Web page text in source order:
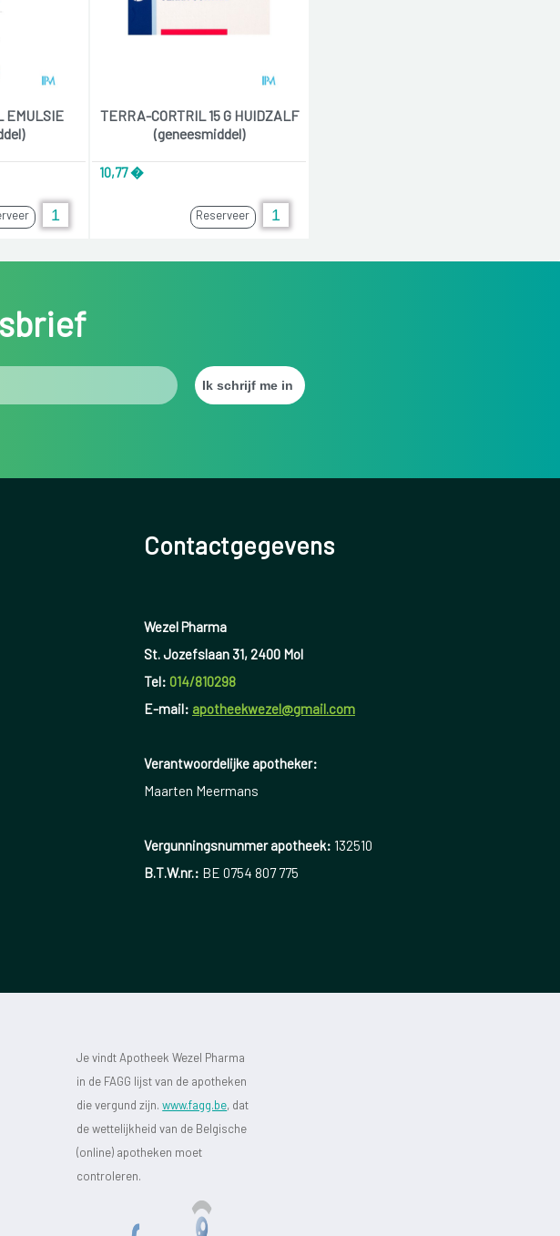
EMULSIE
TERRA-CORTRIL 15 G HUIDZALF
(geneesmiddel)
10,77 �
Reserveer
Contactgegevens
Wezel Pharma
St. Jozefslaan 31, 2400 Mol
Tel: 014/810298
E-mail: apotheekwezel@gmail.com
Verantwoordelijke apotheker:
Maarten Meermans
Vergunningsnummer apotheek: 132510
B.T.W.nr.: BE 0754 807 775
Je vindt Apotheek Wezel Pharma
in de FAGG lijst van de apotheken
die vergund zijn.www.fagg.be, dat
de wettelijkheid van de Belgische
(online) apotheken moet
controleren.